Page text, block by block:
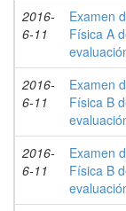
2016-
6-11
Examen
Física A
2016-
6-11
Examen
Física B
2016-
6-11
Examen
Física B